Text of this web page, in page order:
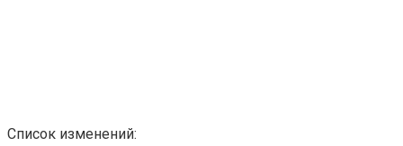
Список изменений: